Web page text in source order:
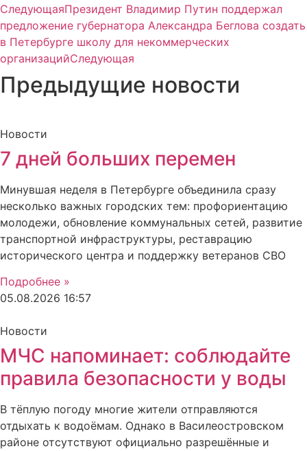
СледующаяПрезидент Владимир Путин поддержал
предложение губернатора Александра Беглова создать
в Петербурге школу для некоммерческих
организацийСледующая
Предыдущие новости
Новости
7 дней больших перемен
Минувшая неделя в Петербурге объединила сразу
несколько важных городских тем: профориентацию
молодежи, обновление коммунальных сетей, развитие
транспортной инфраструктуры, реставрацию
исторического центра и поддержку ветеранов СВО
Подробнее »
05.08.2026 16:57
Новости
МЧС напоминает: соблюдайте
правила безопасности у воды
В тёплую погоду многие жители отправляются
отдыхать к водоёмам. Однако в Василеостровском
районе отсутствуют официально разрешённые и